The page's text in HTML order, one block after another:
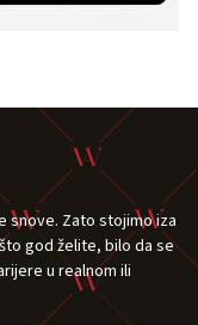
snove. Zato stojimo iza
god želite, bilo da se
u realnom ili